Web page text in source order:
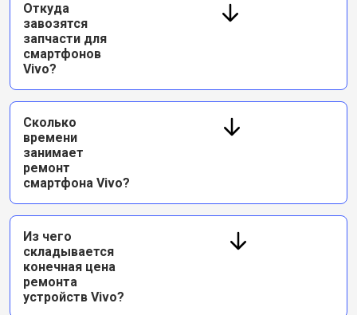
Откуда
завозятся
запчасти для
смартфонов
Vivo?
Сколько
времени
занимает
ремонт
смартфона Vivo?
Из чего
складывается
конечная цена
ремонта
устройств Vivo?